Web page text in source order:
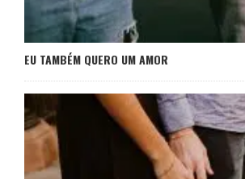
EU TAMBÉM QUERO UM AMOR